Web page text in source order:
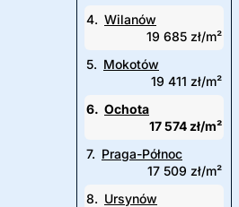
4. Wilanów
19 685 zł/m²
5. Mokotów
19 411 zł/m²
6. Ochota
17 574 zł/m²
7. Praga-Północ
17 509 zł/m²
8. Ursynów